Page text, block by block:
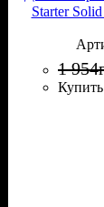
Starter
1 954
Купить